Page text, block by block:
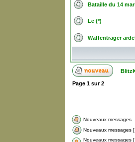
Bataille du 14
Le (*)
Waffentrager
Page 1 sur2
Nouveaux messages
Nouveaux messages
Nouveaux messages